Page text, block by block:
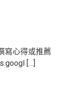
寫心得或推薦
[…]